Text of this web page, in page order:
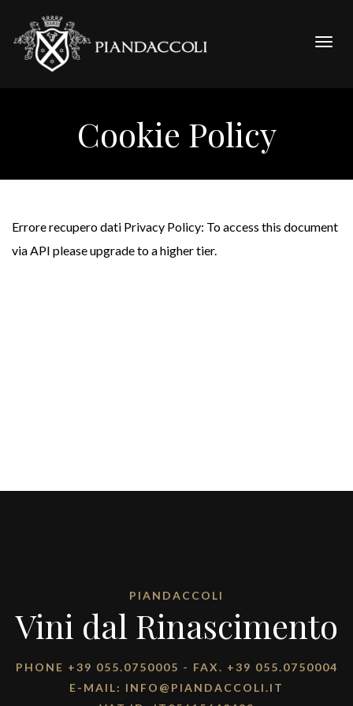
Cookie Policy
Errore recupero dati Privacy Policy: To access this document
via API please upgrade to a higher tier.
PIANDACCOLI
Vini dal Rinascimento
PHONE +39 055.0750005 - FAX. +39 055.0750004
E-MAIL: INFO@PIANDACCOLI.IT